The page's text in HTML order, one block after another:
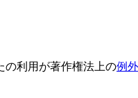
の利用が著作権法上の例